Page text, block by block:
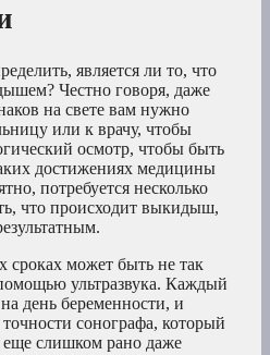
является ли то, что
Честно говоря, даже
на свете вам нужно
или к врачу, чтобы
осмотр, чтобы быть
достижениях медицины
потребуется несколько
что происходит выкидыш,
сроках может быть не так
ультразвука. Каждый
день беременности, и
сонографа, который
еще слишком рано даже